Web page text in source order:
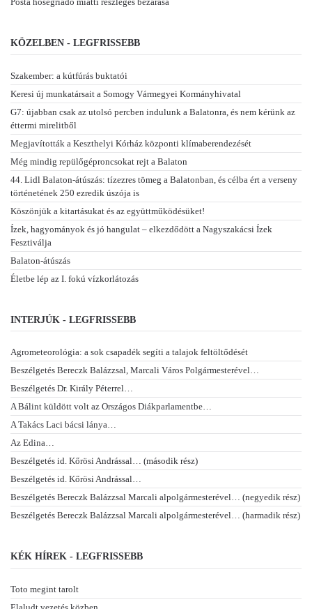
KÖZELBEN - LEGFRISSEBB
Szakember: a kútfúrás buktatói
Keresi új munkatársait a Somogy Vármegyei Kormányhivatal
G7: újabban csak az utolsó percben indulunk a Balatonra, és nem kérünk az
éttermi mirelitből
Megjavították a Keszthelyi Kórház központi klímaberendezését
Még mindig repülőgéproncsokat rejt a Balaton
44. Lidl Balaton-átúszás: tízezres tömeg a Balatonban, és célba ért a verseny
történetének 250 ezredik úszója is
Köszönjük a kitartásukat és az együttműködésüket!
Ízek, hagyományok és jó hangulat – elkezdődött a Nagyszakácsi Ízek
Fesztiválja
Balaton-átúszás
Életbe lép az I. fokú vízkorlátozás
INTERJÚK - LEGFRISSEBB
Agrometeorológia: a sok csapadék segíti a talajok feltöltődését
Beszélgetés Bereczk Balázzsal, Marcali Város Polgármesterével…
Beszélgetés Dr. Király Péterrel…
A Bálint küldött volt az Országos Diákparlamentbe…
A Takács Laci bácsi lánya…
Az Edina…
Beszélgetés id. Kőrösi Andrással… (második rész)
Beszélgetés id. Kőrösi Andrással…
Beszélgetés Bereczk Balázzsal Marcali alpolgármesterével… (negyedik rész)
Beszélgetés Bereczk Balázzsal Marcali alpolgármesterével… (harmadik rész)
KÉK HÍREK - LEGFRISSEBB
Toto megint tarolt
Elaludt vezetés közben